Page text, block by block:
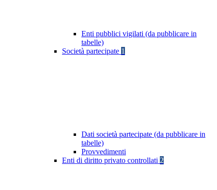
Enti pubblici vigilati (da pubblicare in
tabelle)
Società partecipate 1
Dati società partecipate (da pubblicare in
tabelle)
Provvedimenti
Enti di diritto privato controllati 2